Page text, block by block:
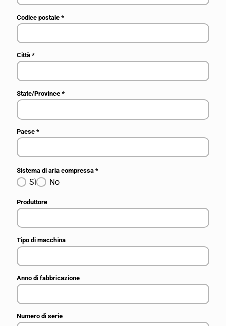
Codice postale*
Città*
State/Province*
Paese*
Sistema di aria compressa*
Sì No
Produttore
Tipo di macchina
Anno di fabbricazione
Numero di serie